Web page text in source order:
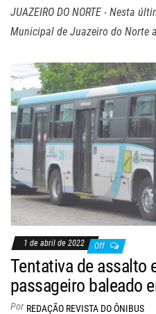
JUAZEIRO DO NORTE - Nesta
Municipal de Juazeiro do Norte
1 de abril de 2022 Off
Tentativa de assalto
passageiro baleado
Por REDAÇÃO REVISTA DO ÔNIBUS